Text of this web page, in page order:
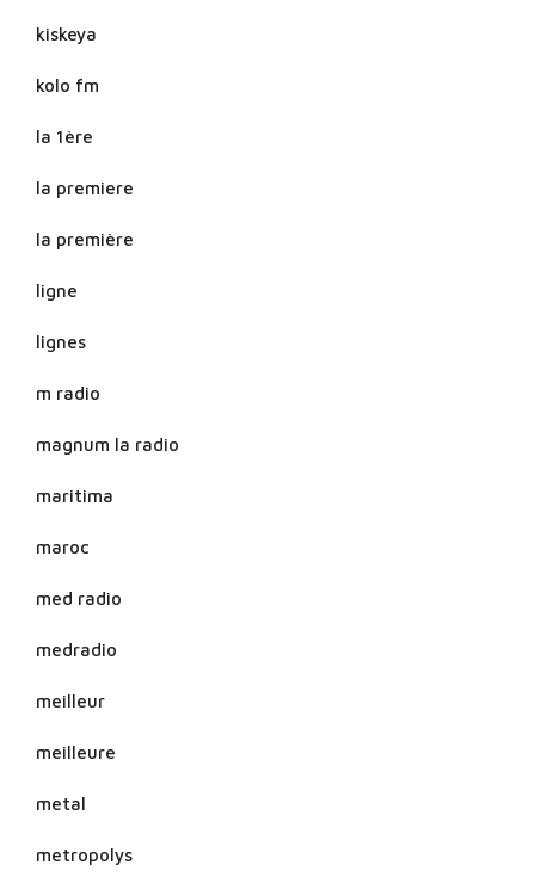
kiskeya
kolo fm
la 1ère
la premiere
la première
ligne
lignes
m radio
magnum la radio
maritima
maroc
med radio
medradio
meilleur
meilleure
metal
metropolys